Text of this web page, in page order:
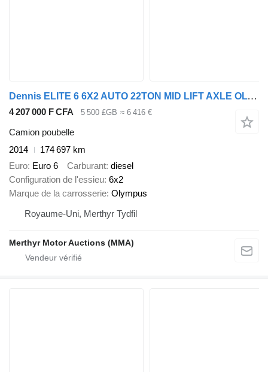
Dennis ELITE 6 6X2 AUTO 22TON MID LIFT AXLE OLYMPUS BODY REFUSE
4 207 000 F CFA 5 500 £GB ≈ 6 416 €
Camion poubelle
2014
174 697 km
Euro Euro 6 Carburant diesel
Configuration de l'essieu 6x2
Marque de la carrosserie Olympus
Royaume-Uni, Merthyr Tydfil
Merthyr Motor Auctions (MMA)